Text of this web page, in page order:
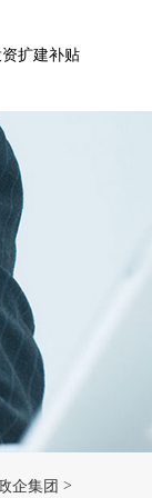
扩建补贴
企集团 >